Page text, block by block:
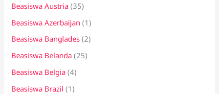
Beasiswa Austria (35)
Beasiswa Azerbaijan (1)
Beasiswa Banglades (2)
Beasiswa Belanda (25)
Beasiswa Belgia (4)
Beasiswa Brazil (1)